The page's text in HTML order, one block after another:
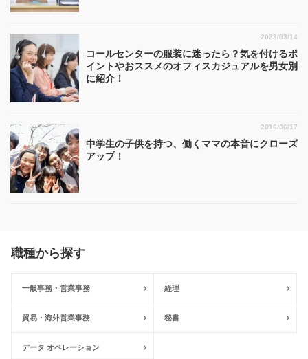
コールセンターの服装に迷ったら？気を付けるポ
イントやおススメのオフィスカジュアルを男女別
に紹介！
2023/03/14
中学生の子供を持つ、働くママの本音にクローズ
アップ！
2016/06/17
職種から探す
一般事務・営業事務 経理
貿易・海外営業事務 秘書
データ オペレーション